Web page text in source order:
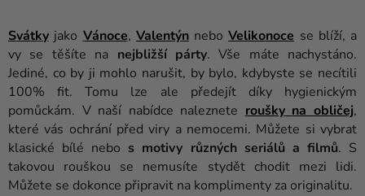
Svatba
Párty
Výzdoba
a
doplňky
Kostýmy
Svátky jako Vánoce, ValentýnneboVelikonoce se blíží, a
vy se těšíte na nejbližší párty. Vše máte nachystáno.
Jediné, co by ji mohlo narušit, by bylo, kdybyste se necítili
100% fit. Tomu lze ale předejít díky hygienickým
pomůckám. V naší nabídce naleznete roušky na obličej,
které vás ochrání před viry a nemocemi. Můžete si vybrat
klasické bílé nebo s motivy různých seriálů a filmů. S
takovou rouškou se nemusíte stydět chodit mezi lidi.
Můžete se dokonce připravit na komplimenty za originalitu.